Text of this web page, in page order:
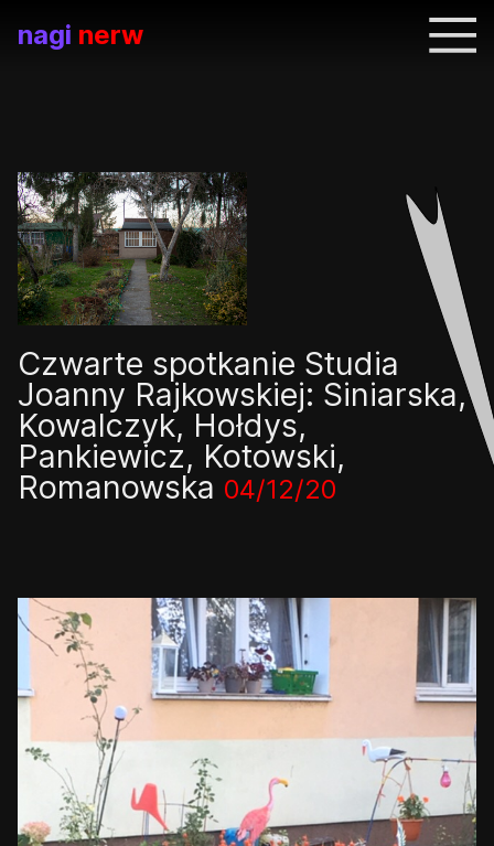
nagi nerw
Czwarte spotkanie Studia
Joanny Rajkowskiej: Siniarska,
Kowalczyk, Hołdys,
Pankiewicz, Kotowski,
Romanowska 04/12/20